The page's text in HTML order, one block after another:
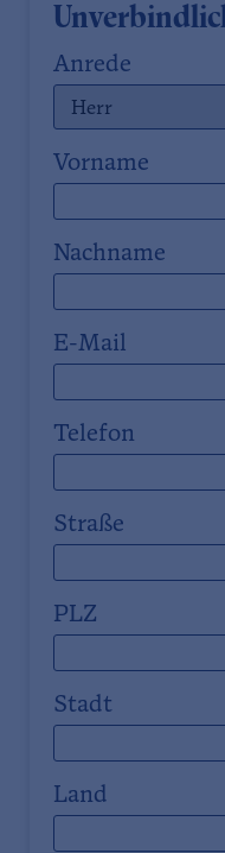
Anrede
Vorname
Nachname
E-Mail
Telefon
Straße
PLZ
Stadt
Land